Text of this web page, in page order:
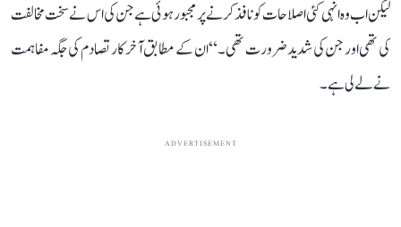
لیکن اب وہ انہی کئی اصلاحات کو نافذ کرنے پر مجبور ہوئی ہے جن کی اس نے سخت مخالفت
کی تھی اور جن کی شدید ضرورت تھی۔‘‘ ان کے مطابق آخر کار تصادم کی جگہ مفاہمت
نے لے لی ہے۔
ADVERTISEMENT